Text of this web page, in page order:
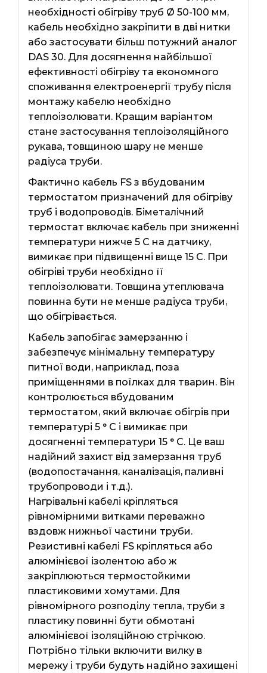
необхідності обігріву труб Ø 50-100 мм,
кабель необхідно закріпити в дві нитки
або застосувати більш потужний аналог
DAS 30. Для досягнення найбільшої
ефективності обігріву та економного
споживання електроенергії трубу після
монтажу кабелю необхідно
теплоізолювати. Кращим варіантом
стане застосування теплоізоляційного
рукава, товщиною шару не менше
радіуса труби.
Фактично кабель FS з вбудованим
термостатом призначений для обігріву
труб і водопроводів. Біметалічний
термостат включає кабель при зниженні
температури нижче 5 С на датчику,
вимикає при підвищенні вище 15 С. При
обігріві труби необхідно її
теплоізолювати. Товщина утеплювача
повинна бути не менше радіуса труби,
що обігрівається.
Кабель запобігає замерзанню і
забезпечує мінімальну температуру
питної води, наприклад, поза
приміщеннями в поїлках для тварин. Він
контролюється вбудованим
термостатом, який включає обігрів при
температурі 5 ° С і вимикає при
досягненні температури 15 ° C. Це ваш
надійний захист від замерзання труб
(водопостачання, каналізація, паливні
трубопроводи і т.д.).
Нагрівальні кабелі кріпляться
рівномірними витками переважно
вздовж нижньої частини труби.
Резистивні кабелі FS кріпляться або
алюмінієвої ізолентою або ж
закріплюються термостойкими
пластиковими хомутами. Для
рівномірного розподілу тепла, труби з
пластику повинні бути обмотані
алюмінієвої ізоляційною стрічкою.
Потрібно тільки включити вилку в
мережу і труби будуть надійно захищені